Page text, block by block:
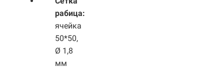
рабица:
ячейка
50*50,
Ø 1,8
мм